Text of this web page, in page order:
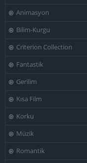
Animasyon
Bilim-Kurgu
Criterion Collection
Fantastik
Gerilim
Kısa Film
Korku
Müzik
Romantik